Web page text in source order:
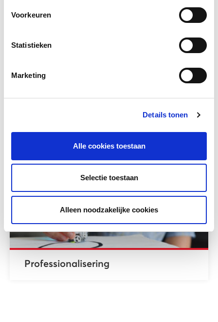
Voorkeuren
Statistieken
Marketing
Details tonen
Alle cookies toestaan
Selectie toestaan
Alleen noodzakelijke cookies
Professionalisering